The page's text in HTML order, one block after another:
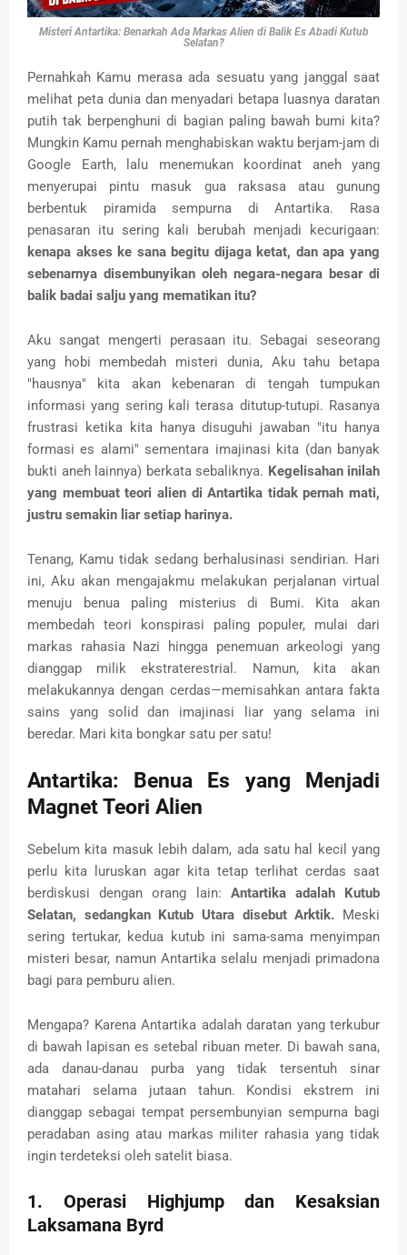
Misteri Antartika: Benarkah Ada Markas Alien di Balik Es Abadi Kutub
Selatan?
Pernahkah Kamu merasa ada sesuatu yang janggal saat
melihat peta dunia dan menyadari betapa luasnya daratan
putih tak berpenghuni di bagian paling bawah bumi kita?
Mungkin Kamu pernah menghabiskan waktu berjam-jam di
Google Earth, lalu menemukan koordinat aneh yang
menyerupai pintu masuk gua raksasa atau gunung
berbentuk piramida sempurna di Antartika. Rasa
penasaran itu sering kali berubah menjadi kecurigaan:
kenapa akses ke sana begitu dijaga ketat, dan apa yang
sebenarnya disembunyikan oleh negara-negara besar di
balik badai salju yang mematikan itu?
Aku sangat mengerti perasaan itu. Sebagai seseorang
yang hobi membedah misteri dunia, Aku tahu betapa
"hausnya" kita akan kebenaran di tengah tumpukan
informasi yang sering kali terasa ditutup-tutupi. Rasanya
frustrasi ketika kita hanya disuguhi jawaban "itu hanya
formasi es alami" sementara imajinasi kita (dan banyak
bukti aneh lainnya) berkata sebaliknya. Kegelisahan inilah
yang membuat teori alien di Antartika tidak pernah mati,
justru semakin liar setiap harinya.
Tenang, Kamu tidak sedang berhalusinasi sendirian. Hari
ini, Aku akan mengajakmu melakukan perjalanan virtual
menuju benua paling misterius di Bumi. Kita akan
membedah teori konspirasi paling populer, mulai dari
markas rahasia Nazi hingga penemuan arkeologi yang
dianggap milik ekstraterestrial. Namun, kita akan
melakukannya dengan cerdas—memisahkan antara fakta
sains yang solid dan imajinasi liar yang selama ini
beredar. Mari kita bongkar satu per satu!
Antartika: Benua Es yang Menjadi
Magnet Teori Alien
Sebelum kita masuk lebih dalam, ada satu hal kecil yang
perlu kita luruskan agar kita tetap terlihat cerdas saat
berdiskusi dengan orang lain: Antartika adalah Kutub
Selatan, sedangkan Kutub Utara disebut Arktik. Meski
sering tertukar, kedua kutub ini sama-sama menyimpan
misteri besar, namun Antartika selalu menjadi primadona
bagi para pemburu alien.
Mengapa? Karena Antartika adalah daratan yang terkubur
di bawah lapisan es setebal ribuan meter. Di bawah sana,
ada danau-danau purba yang tidak tersentuh sinar
matahari selama jutaan tahun. Kondisi ekstrem ini
dianggap sebagai tempat persembunyian sempurna bagi
peradaban asing atau markas militer rahasia yang tidak
ingin terdeteksi oleh satelit biasa.
1. Operasi Highjump dan Kesaksian
Laksamana Byrd